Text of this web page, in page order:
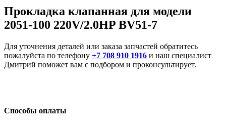
Прокладка клапанная для модели
2051-100 220V/2.0HP BV51-7
Для уточнения деталей или заказа запчастей обратитесь
пожалуйста по телефону +7 708 910 1916 и наш специалист
Дмитрий поможет вам с подбором и проконсультирует.
Способы оплаты